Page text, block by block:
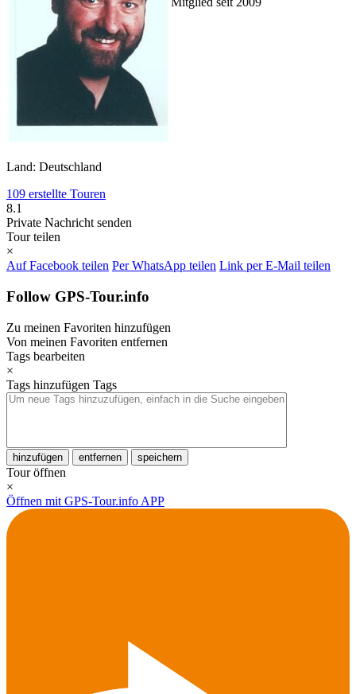
Land: Deutschland
109 erstellte Touren
8.1
Private Nachricht senden
Tour teilen
×
Auf Facebook teilen Per WhatsApp teilen Link per E-Mail teilen
Follow GPS-Tour.info
Zu meinen Favoriten hinzufügen
Von meinen Favoriten entfernen
Tags bearbeiten
×
Tags hinzufügen Tags
hinzufügen entfernen speichern
Tour öffnen
×
Öffnen mit GPS-Tour.info APP